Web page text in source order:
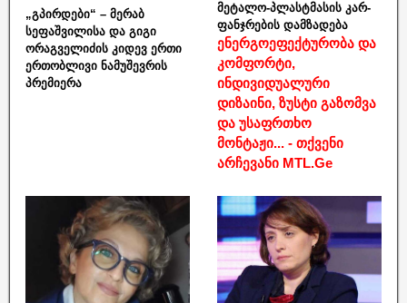
„გპირდები“ – მერაბ
სეფაშვილისა და გიგი
ორაგველიძის კიდევ ერთი
ერთობლივი ნამუშევრის
პრემიერა
მეტალო-პლასტმასის კარ-
ფანჯრების დამზადება
ენერგოეფექტურობა და
კომფორტი,
ინდივიდუალური
დიზაინი, ზუსტი გაზომვა
და უსაფრთხო
მონტაჟი... - თქვენი
არჩევანი MTL.Ge